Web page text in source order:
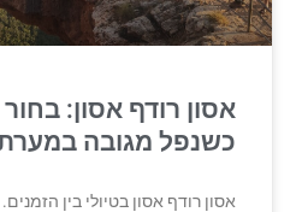
אסון רודף אסון:
כשנפל מגובה
אסון רודף אסון בטיולי בין